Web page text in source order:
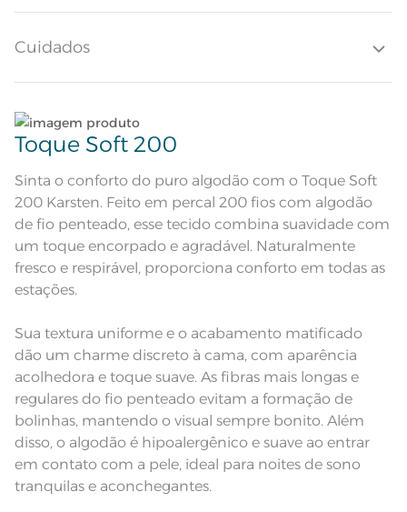
Quantidade de Peças
Fronha dimensionada com 4 abas
de 4cm
Descrição Visual
Fronha dimensionada na cor
branca com moldura cinza e
estampa de flores. Sobrelençol
branco com floral rosa. Lençol com
elástico cinza e leve textura.
Composição
Tamanho Solteiro
Itens Inclusos
1 Lençol com Elástico; 1 Sobrelençol;
1 Fronha
Medida
Lençol de Elástico: 1,00m x 2,00m
x 35cm; Sobrelençol: 1,80m x
2,50m; Fronha: 50cm x 70cm
Acabamento Estampado Dimensionado
Lavação a 40ºC; Proibido alvejar;
Cuidados
Lave tipos de tecidos distintos separadamente;
Não lave cores claras e cores escuras no mesmo
ciclo;
Lave as peças no ciclo leve, suave ou delicado de
sua lavadora;
Enxágue as peças com bastante água;
Utilize a quantidade mínima de amaciante e sabão;
Leia atentamente as instruções na etiqueta.
Toque Soft 200
Sinta o conforto do puro algodão com o Toque Soft
200 Karsten. Feito em percal 200 fios com algodão
de fio penteado, esse tecido combina suavidade com
um toque encorpado e agradável. Naturalmente
fresco e respirável, proporciona conforto em todas as
estações.
Sua textura uniforme e o acabamento matificado
dão um charme discreto à cama, com aparência
acolhedora e toque suave. As fibras mais longas e
regulares do fio penteado evitam a formação de
bolinhas, mantendo o visual sempre bonito. Além
disso, o algodão é hipoalergênico e suave ao entrar
em contato com a pele, ideal para noites de sono
tranquilas e aconchegantes.